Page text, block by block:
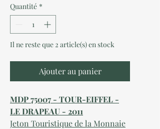
Quantité *
Il ne reste que 2 article(s) en stock
Ajouter au panier
MDP 75007 - TOUR-EIFFEL -
LE DRAPEAU - 2011
Jeton Touristique de la Monnaie